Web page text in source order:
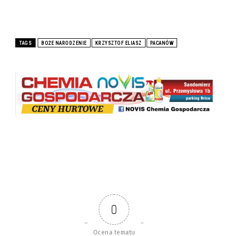
TAGS BOŻE NARODZENIE KRZYSZTOF ELIASZ PACANÓW
0
Ocena tematu